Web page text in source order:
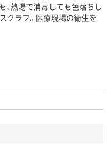
、熱湯で消毒しても色落ちし
クラブ。医療現場の衛生を